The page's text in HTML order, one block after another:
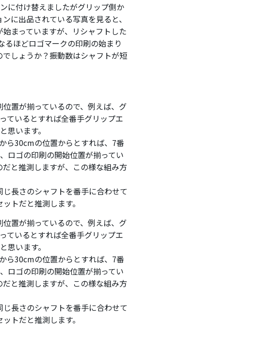
に付け替えましたがグリップ側か
に出品されている写真を見ると、
まっていますが、リシャフトした
ほどロゴマークの印刷の始まり
しょうか？振動数はシャフトが短
置が揃っているので、例えば、グ
ているとすれば全番手グリップエ
思います。
ら30cmの位置からとすれば、7番
ロゴの印刷の開始位置が揃ってい
と推測しますが、この様な組み方
長さのシャフトを番手に合わせて
トだと推測します。
置が揃っているので、例えば、グ
ているとすれば全番手グリップエ
思います。
ら30cmの位置からとすれば、7番
ロゴの印刷の開始位置が揃ってい
と推測しますが、この様な組み方
長さのシャフトを番手に合わせて
トだと推測します。